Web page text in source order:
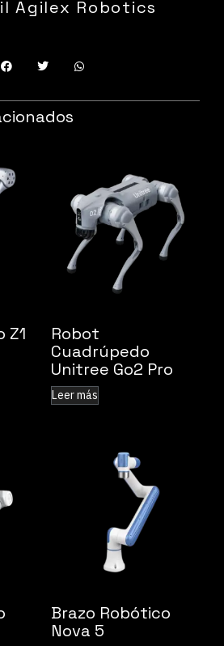
Agilex Robotics
Z1
Robot
Cuadrúpedo
Unitree Go2 Pro
Leer más
Brazo Robótico
Nova 5